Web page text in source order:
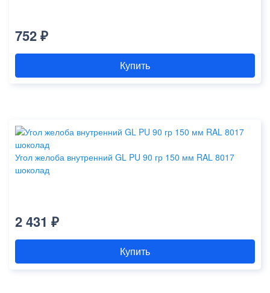
752 ₽
Купить
Угол желоба внутренний GL PU 90 гр 150 мм RAL 8017
шоколад
2 431 ₽
Купить